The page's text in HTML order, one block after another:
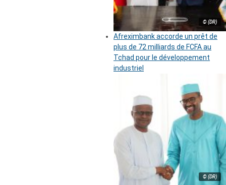
© (DR)
Afreximbank accorde un prêt de
plus de 72 milliards de FCFA au
Tchad pour le développement
industriel
© (DR)